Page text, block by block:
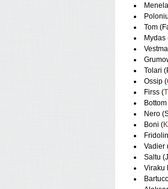
Tom
Mydas
Tolari
Ossip (
Firss (
Nero
Boni (
Vadier
Saltu
Viraku